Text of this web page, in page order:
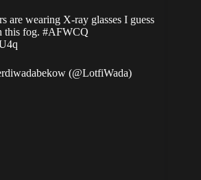
are wearing X-ray glasses I guess
this fog. #AFWCQ
(@LotfiWada)